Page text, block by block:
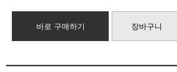
바로 구매하기 장바구니